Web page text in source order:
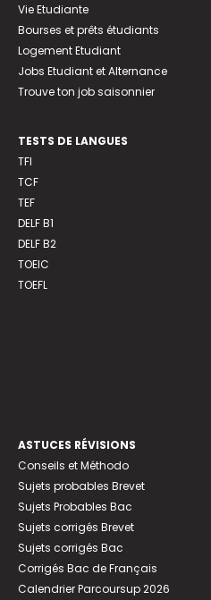
Vie Etudiante
Bourses et prêts étudiants
Logement Etudiant
Jobs Etudiant et Alternance
Trouve ton job saisonnier
TESTS DE LANGUES
TFI
TCF
TEF
DELF B1
DELF B2
TOEIC
TOEFL
ASTUCES RÉVISIONS
Conseils et Méthodo
Sujets probables Brevet
Sujets Probables Bac
Sujets corrigés Brevet
Sujets corrigés Bac
Corrigés Bac de Français
Calendrier Parcoursup 2026